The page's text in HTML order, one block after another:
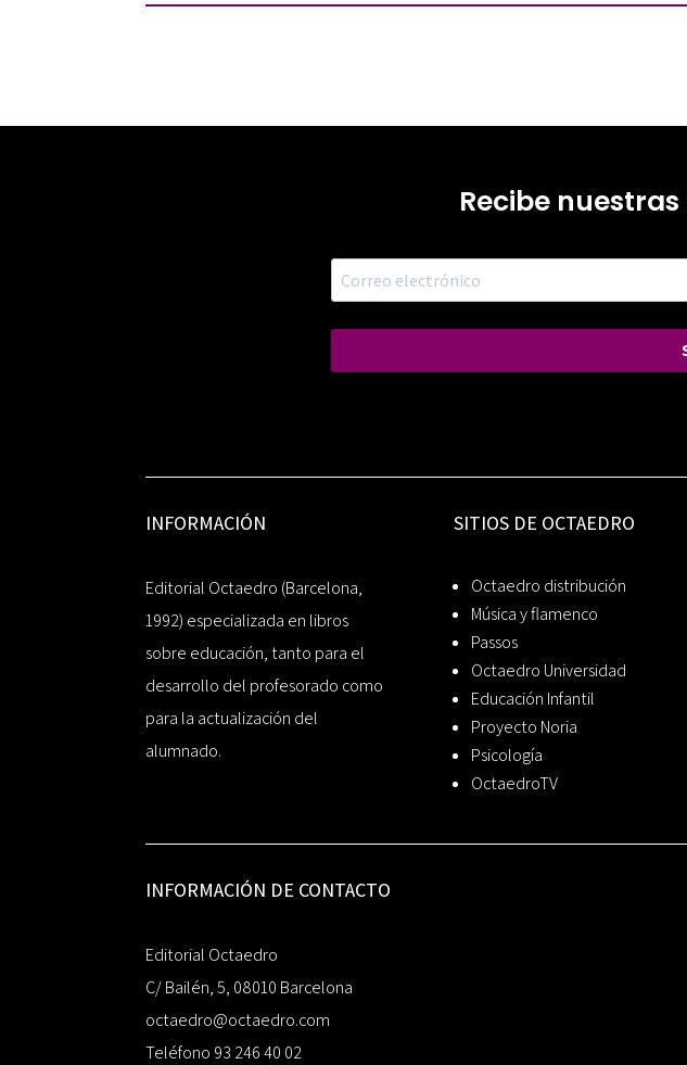
Recibe
INFORMACIÓN
Editorial Octaedro (Barcelona,
1992) especializada en libros
sobre educación, tanto para el
desarrollo del profesorado como
para la actualización del
alumnado.
SITIOS DE OCTAEDRO
Octaedro distribución
Música y flamenco
Passos
Octaedro Universidad
Educación Infantil
Proyecto Noria
Psicología
OctaedroTV
INFORMACIÓN DE CONTACTO
Editorial Octaedro
C/ Bailén, 5, 08010 Barcelona
octaedro@octaedro.com
Teléfono 93 246 40 02